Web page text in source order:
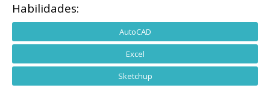
Habilidades:
AutoCAD
Excel
Sketchup